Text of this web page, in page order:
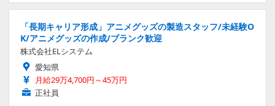
「長期キャリア形成」アニメグッズの製造スタッフ/未経験O
K/アニメグッズの作成/ブランク歓迎
株式会社ELシステム
愛知県
月給29万4,700円～45万円
正社員